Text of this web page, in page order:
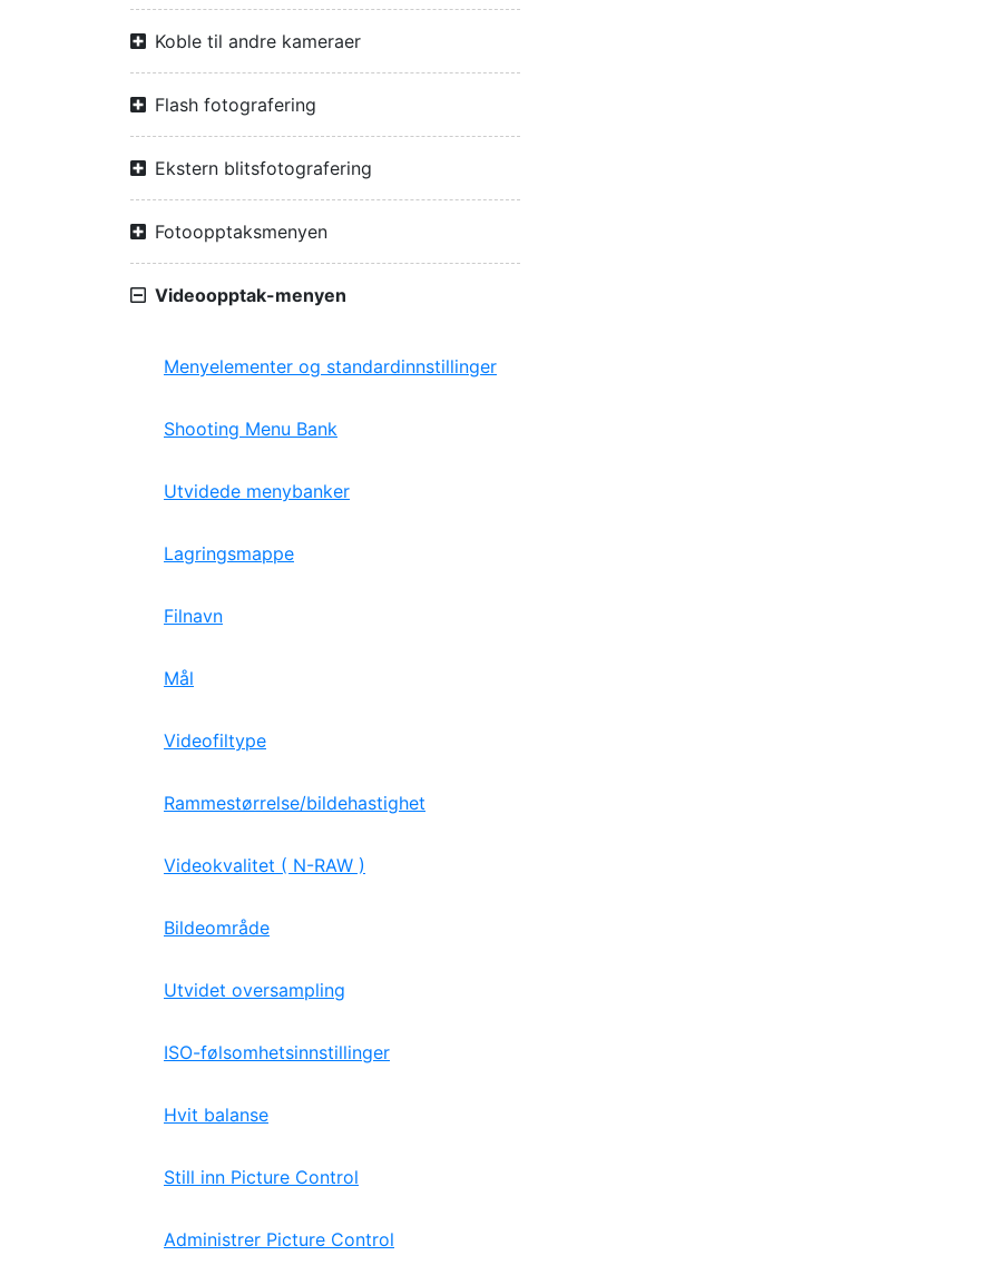
Koble til andre kameraer
Flash fotografering
Ekstern blitsfotografering
Fotoopptaksmenyen
Videoopptak-menyen
Menyelementer og standardinnstillinger
Shooting Menu Bank
Utvidede menybanker
Lagringsmappe
Filnavn
Mål
Videofiltype
Rammestørrelse/bildehastighet
Videokvalitet ( N-RAW )
Bildeområde
Utvidet oversampling
ISO-følsomhetsinnstillinger
Hvit balanse
Still inn Picture Control
Administrer Picture Control